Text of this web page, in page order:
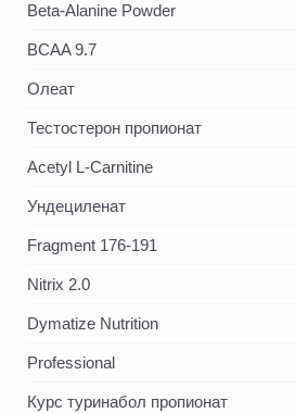
Beta-Alanine Powder
BCAA 9.7
Олеат
Тестостерон пропионат
Acetyl L-Carnitine
Ундециленат
Fragment 176-191
Nitrix 2.0
Dymatize Nutrition
Professional
Курс туринабол пропионат